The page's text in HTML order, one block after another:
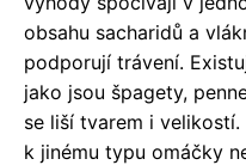
obsahu sacharidů a
podporují trávení.
jako jsou špagety,
se liší tvarem i
k jinému typu omáčky